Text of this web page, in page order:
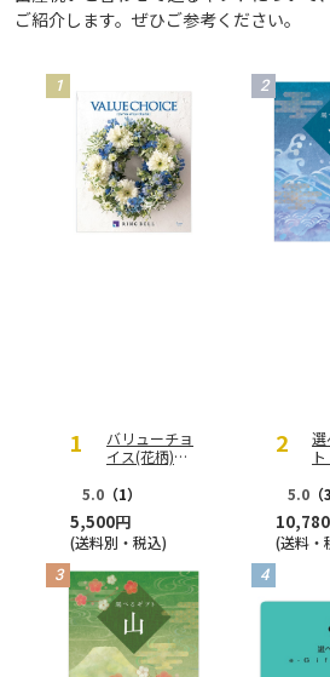
ご紹介します。ぜひご参考ください。
バリューチョ
イス(花柄)
5.0 （1）
5,500円
(送料別・税込)
選
5.0 （
(送料・